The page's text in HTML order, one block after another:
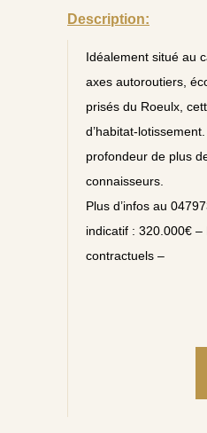
Description:
Idéalement situé au
axes autoroutiers,
prisés du Roeulx,
d’habitat-
profondeur de plus
connaisseurs.
Plus d’infos au
indicatif : 320.000€
contractuels –